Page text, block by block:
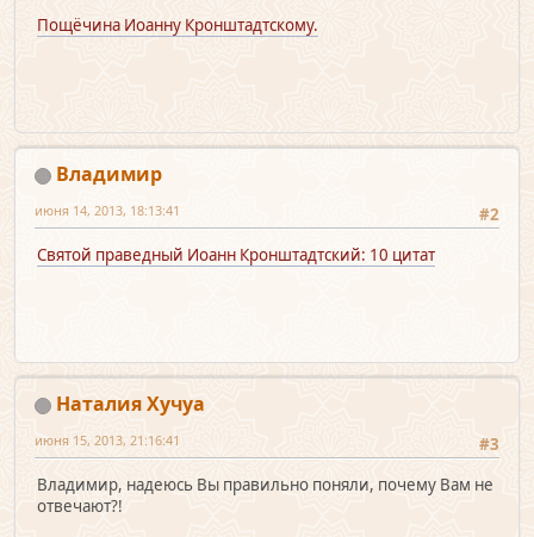
Пощёчина Иоанну Кронштадтскому.
Владимир
#2
июня 14, 2013, 18:13:41
Святой праведный Иоанн Кронштадтский: 10 цитат
Наталия Хучуа
#3
июня 15, 2013, 21:16:41
Владимир, надеюсь Вы правильно поняли, почему Вам не
отвечают?!